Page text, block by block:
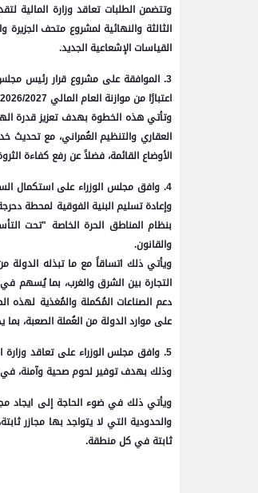
وتتضمن الطلبات تعاقد وزارة المالية
القياسات الإشعاعية الجديد.
3. الموافقة على مشروع قرار رئيس مجلس
اعتبارًا من موازنة العام المالي 2026/2027.
وتأتي هذه الخطوة بهدف تعزيز قدرة
العقاري والتنظيم العُمراني، مع تحديث
الأوضاع القائمة، فضلاً عن رفع كفاءة
4. وافق مجلس الوزراء على استكمال
وإعادة تسليم البنية الفوقية لمحطة
والقانون.
ويأتي ذلك اتساقاً مع ما تبذله الدولة
التجارة بين الشرق والغرب، بما يُسهم
دعم الصناعات المُكملة والمُغذية لهذه
على موارد الدولة من العُملة الصعبة،
وذلك بهدف توفير لحوم صحية وآمنة، في
ويأتي ذلك في ضوء الحاجة إلى ايجاد
والحدودية التي لا يتواجد بها مجازر
ثابتة في كل منطقة.